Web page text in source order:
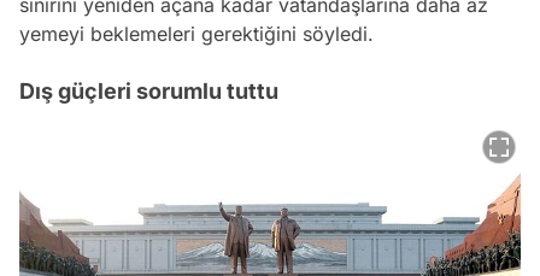
sınırını yeniden açana kadar vatandaşlarına daha az
yemeyi beklemeleri gerektiğini söyledi.
Dış güçleri sorumlu tuttu